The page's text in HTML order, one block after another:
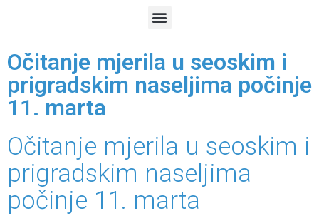
Očitanje mjerila u seoskim i
prigradskim naseljima počinje
11. marta
Očitanje mjerila u seoskim i
prigradskim naseljima
počinje 11. marta